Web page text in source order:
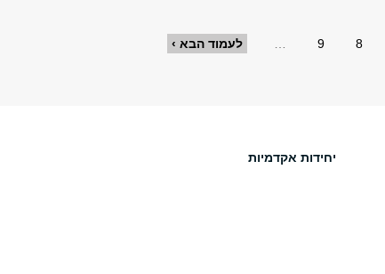
8
9
לעמוד הבא ›
יחידות אקדמיות